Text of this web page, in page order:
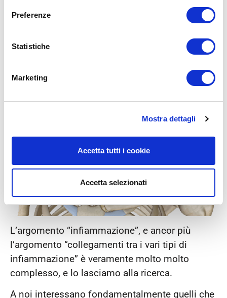
Preferenze
Statistiche
Marketing
Mostra dettagli
Accetta tutti i cookie
Accetta selezionati
nervo vago!)
L’argomento “infiammazione”, e ancor più
l’argomento “collegamenti tra i vari tipi di
infiammazione” è veramente molto molto
complesso, e lo lasciamo alla ricerca.
A noi interessano fondamentalmente quelli che